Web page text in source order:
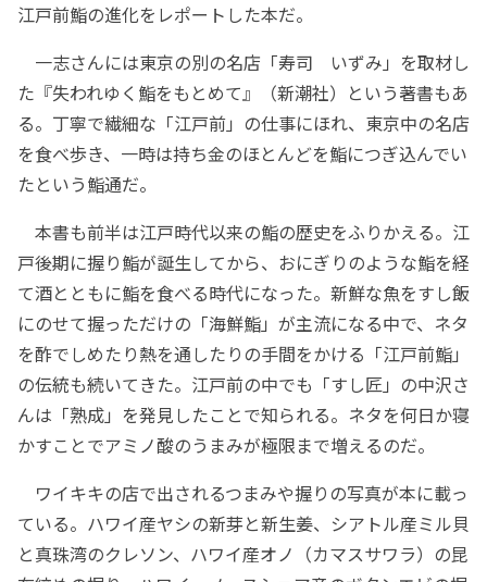
江戸前鮨の進化をレポートした本だ。
一志さんには東京の別の名店「寿司 いずみ」を取材し
た『失われゆく鮨をもとめて』（新潮社）という著書もあ
る。丁寧で繊細な「江戸前」の仕事にほれ、東京中の名店
を食べ歩き、一時は持ち金のほとんどを鮨につぎ込んでい
たという鮨通だ。
本書も前半は江戸時代以来の鮨の歴史をふりかえる。江
戸後期に握り鮨が誕生してから、おにぎりのような鮨を経
て酒とともに鮨を食べる時代になった。新鮮な魚をすし飯
にのせて握っただけの「海鮮鮨」が主流になる中で、ネタ
を酢でしめたり熱を通したりの手間をかける「江戸前鮨」
の伝統も続いてきた。江戸前の中でも「すし匠」の中沢さ
んは「熟成」を発見したことで知られる。ネタを何日か寝
かすことでアミノ酸のうまみが極限まで増えるのだ。
ワイキキの店で出されるつまみや握りの写真が本に載っ
ている。ハワイ産ヤシの新芽と新生姜、シアトル産ミル貝
と真珠湾のクレソン、ハワイ産オノ（カマスサワラ）の昆